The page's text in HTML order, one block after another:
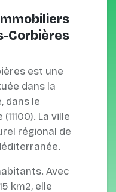
Corbières
est une
dans la
dans le
La ville
régional de
Avec
km2, elle